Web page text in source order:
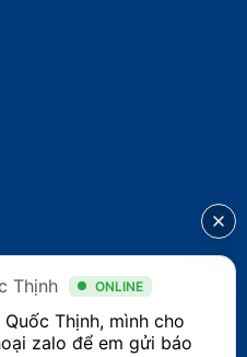
CITY ONE VIỆT NAM
sở KHĐT TP.HCM cấp ngày
2023
Thịnh ONLINE
Quốc Thịnh, mình cho
zalo để em gửi báo